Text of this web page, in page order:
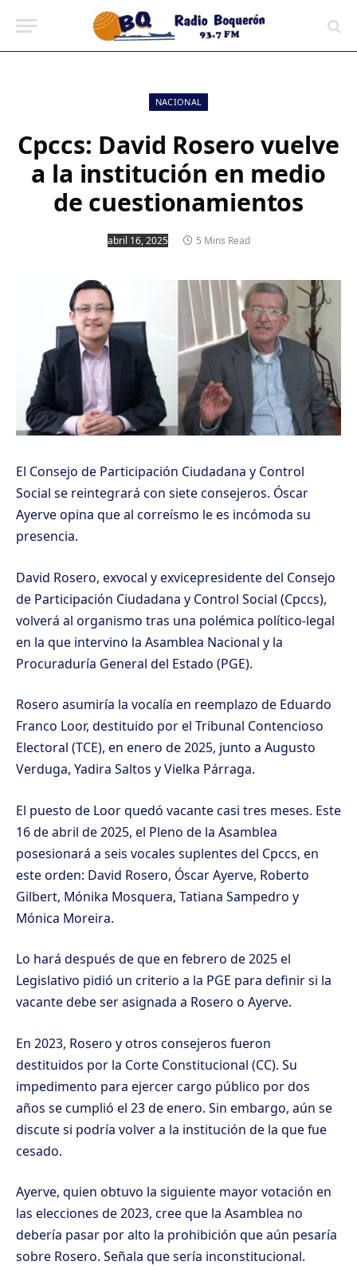
NACIONAL
Cpccs: David Rosero vuelve
a la institución en medio
de cuestionamientos
abril 16, 2025 5 Mins Read
El Consejo de Participación Ciudadana y Control
Social se reintegrará con siete consejeros. Óscar
Ayerve opina que al correísmo le es incómoda su
presencia.
David Rosero, exvocal y exvicepresidente del Consejo
de Participación Ciudadana y Control Social (Cpccs),
volverá al organismo tras una polémica político-legal
en la que intervino la Asamblea Nacional y la
Procuraduría General del Estado (PGE).
Rosero asumiría la vocalía en reemplazo de Eduardo
Franco Loor, destituido por el Tribunal Contencioso
Electoral (TCE), en enero de 2025, junto a Augusto
Verduga, Yadira Saltos y Vielka Párraga.
El puesto de Loor quedó vacante casi tres meses. Este
16 de abril de 2025, el Pleno de la Asamblea
posesionará a seis vocales suplentes del Cpccs, en
este orden: David Rosero, Óscar Ayerve, Roberto
Gilbert, Mónika Mosquera, Tatiana Sampedro y
Mónica Moreira.
Lo hará después de que en febrero de 2025 el
Legislativo pidió un criterio a la PGE para definir si la
vacante debe ser asignada a Rosero o Ayerve.
En 2023, Rosero y otros consejeros fueron
destituidos por la Corte Constitucional (CC). Su
impedimento para ejercer cargo público por dos
años se cumplió el 23 de enero. Sin embargo, aún se
discute si podría volver a la institución de la que fue
cesado.
Ayerve, quien obtuvo la siguiente mayor votación en
las elecciones de 2023, cree que la Asamblea no
debería pasar por alto la prohibición que aún pesaría
sobre Rosero. Señala que sería inconstitucional.